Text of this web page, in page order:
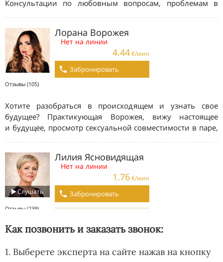
Как позвонить и заказать звонок:
1. Выберете эксперта на сайте нажав на кнопку